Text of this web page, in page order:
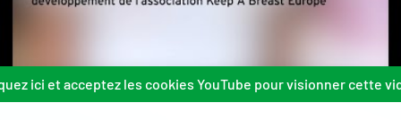
ici et acceptez les cookies YouTube pour visionner cette